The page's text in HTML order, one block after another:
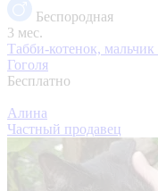
Беспородная
3 мес.
Табби-котенок, мальчик
Гоголя
Бесплатно
Алина
Частный продавец